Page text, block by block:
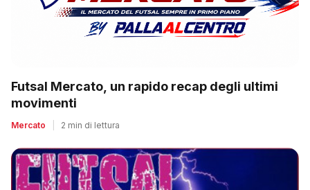
Futsal Mercato, un rapido recap degli ultimi
movimenti
Mercato 2 min di lettura